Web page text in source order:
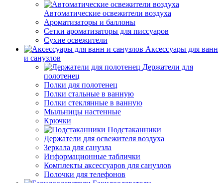
Автоматические освежители воздуха
Ароматизаторы и баллоны
Сетки ароматизаторы для писсуаров
Сухие освежители
Аксессуары для ванн
и санузлов
Держатели для
полотенец
Полки для полотенец
Полки стальные в ванную
Полки стеклянные в ванную
Мыльницы настенные
Крючки
Подстаканники
Держатели для освежителя воздуха
Зеркала для санузла
Информационные таблички
Комплекты аксессуаров для санузлов
Полочки для телефонов